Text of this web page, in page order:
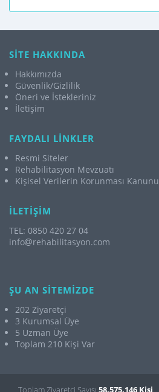
SİTE HAKKINDA
Hakkımızda
Güvenlik/Gizlilik
Öneri ve İstekleriniz
İletişim
FAYDALI LİNKLER
Resmi Siteler
Rehabilitasyon Mevzuatı
Kişisel Verilerin Korunması Kanunu
İLETİŞİM
TEL: 0850 420 27 04
info
rehabilitasyon.com
ŞU AN SİTEMİZDE
202 Ziyaretçi
3 Kurumsal Üye
5 Uzman Üye
Toplam 210 Kişi Var
Toplam Ziyaretçi Sayısı 58.575.146 Kişi